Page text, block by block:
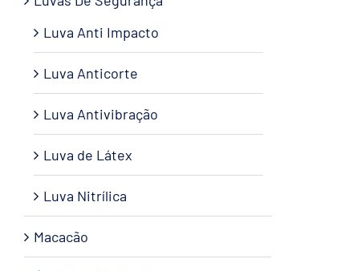
Luva Anti Impacto
Luva Anticorte
Luva Antivibração
Luva de Látex
Luva Nitrílica
Macacão